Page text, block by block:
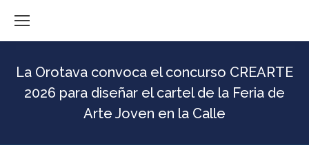
La Orotava convoca el concurso CREARTE
2026 para diseñar el cartel de la Feria de
Arte Joven en la Calle